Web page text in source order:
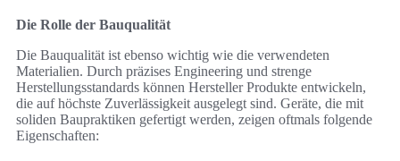
Die Rolle der Bauqualität
Die Bauqualität ist ebenso wichtig wie die verwendeten
Materialien. Durch präzises Engineering und strenge
Herstellungsstandards können Hersteller Produkte entwickeln,
die auf höchste Zuverlässigkeit ausgelegt sind. Geräte, die mit
soliden Baupraktiken gefertigt werden, zeigen oftmals folgende
Eigenschaften: